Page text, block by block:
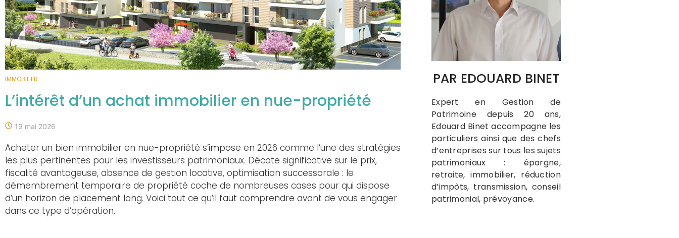
IMMOBILIER
L’intérêt d’un achat immobilier en nue-propriété
19 mai 2026
Acheter un bien immobilier en nue-propriété s’impose en 2026 comme l’une des stratégies
les plus pertinentes pour les investisseurs patrimoniaux. Décote significative sur le prix,
fiscalité avantageuse, absence de gestion locative, optimisation successorale : le
démembrement temporaire de propriété coche de nombreuses cases pour qui dispose
d’un horizon de placement long. Voici tout ce qu’il faut comprendre avant de vous engager
dans ce type d’opération.
PAR EDOUARD BINET
Expert en Gestion de
Patrimoine depuis 20 ans,
Edouard Binet accompagne les
particuliers ainsi que des chefs
d’entreprises sur tous les sujets
patrimoniaux : épargne,
retraite, immobilier, réduction
d’impôts, transmission, conseil
patrimonial, prévoyance.